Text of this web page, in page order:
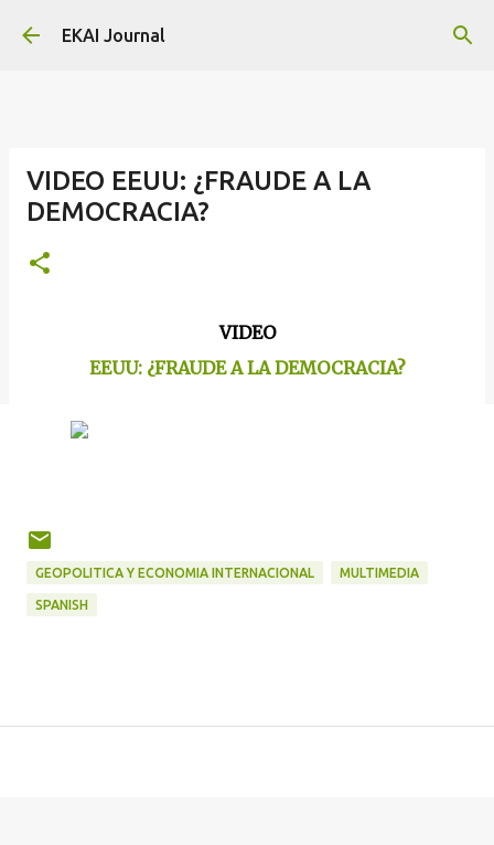
EKAI Journal
VIDEO EEUU: ¿FRAUDE A LA
DEMOCRACIA?
VIDEO
EEUU: ¿FRAUDE A LA DEMOCRACIA?
GEOPOLITICA Y ECONOMIA INTERNACIONAL MULTIMEDIA
SPANISH